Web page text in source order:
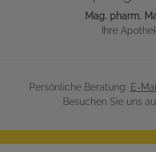
Mag. pharm.
Ihre
Persönliche Beratung: E-
Besuchen Sie uns